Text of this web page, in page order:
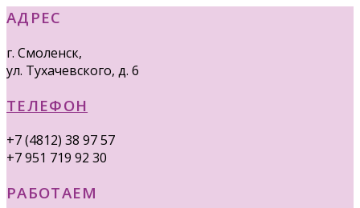
АДРЕС
г. Смоленск,
ул. Тухачевского, д. 6
ТЕЛЕФОН
+7 (4812) 38 97 57
+7 951 719 92 30
РАБОТАЕМ